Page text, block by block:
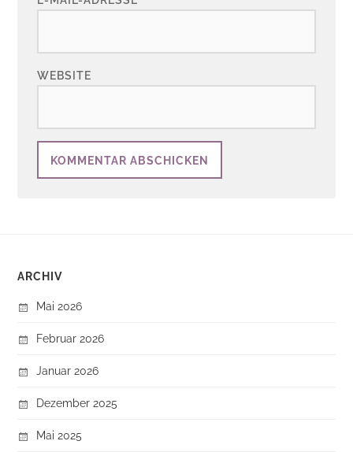
WEBSITE
ARCHIV
Mai 2026
Februar 2026
Januar 2026
Dezember 2025
Mai 2025